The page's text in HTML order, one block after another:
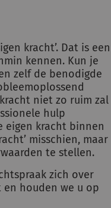
kracht’. Dat is een
kennen. Kun je
zelf de benodigde
niet zo ruim zal
hulp
eigen kracht binnen
misschien, maar
te stellen.
zich over
en houden we u op